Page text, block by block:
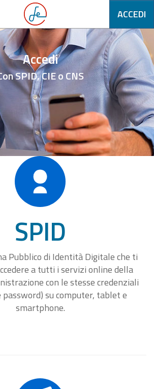
ACCEDI
Accedi
SPID, CIE o CNS
SPID
Pubblico di Identità Digitale che ti
a tutti i servizi online della
con le stesse credenziali
password) su computer, tablet e
smartphone.